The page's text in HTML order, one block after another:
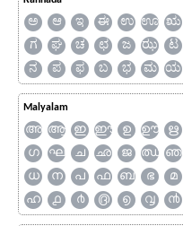
ಅ ಆ ಇ ಈ ಉ ಊ ಋ
ಗ
ಘ ಚ ಛ ಜ ಝ ಟ
ನ
ಪ ಫ ಬ ಭ ಮ ಯ
Malyalam
അ ആ ഇ ഈ ഉ ഊ ഋ
ഗ
ഘ ച ഛ ജ ഝ ഞ
ധ
ന പ ഫ ബ ഭ മ
ഹ
൧ ൪ ൫ ൭ ൮ ൯